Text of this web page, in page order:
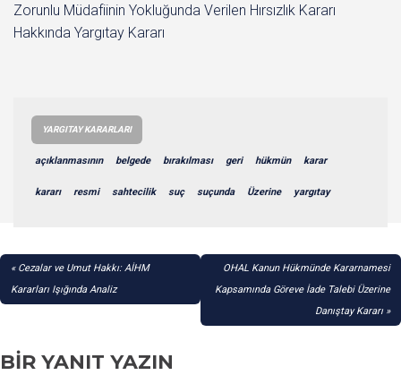
Zorunlu Müdafiinin Yokluğunda Verilen Hırsızlık Kararı
Hakkında Yargıtay Kararı
YARGITAY KARARLARI
açıklanmasının belgede bırakılması geri hükmün karar
kararı resmi sahtecilik suç suçunda Üzerine yargıtay
YAZI
GEZINMESI
Cezalar ve Umut Hakkı: AİHM
Kararları Işığında Analiz
OHAL Kanun Hükmünde Kararnamesi
Kapsamında Göreve İade Talebi Üzerine
Danıştay Kararı
BIR YANIT YAZIN